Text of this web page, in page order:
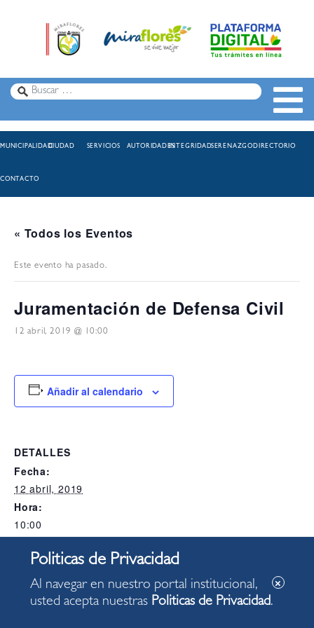
MUNICIPALIDADCIUDAD SERVICIOS AUTORIDADESINTEGRIDADSERENAZGODIRECTORIO
CONTACTO
« Todos los Eventos
Este evento ha pasado.
Juramentación de Defensa Civil
12 abril, 2019 @ 10:00
Añadir al calendario
DETALLES
Fecha:
12 abril, 2019
Hora:
10:00
Alcaldia
LOCAL
Al navegar en nuestro portal institucional,
usted acepta nuestras Politicas de Privacidad.